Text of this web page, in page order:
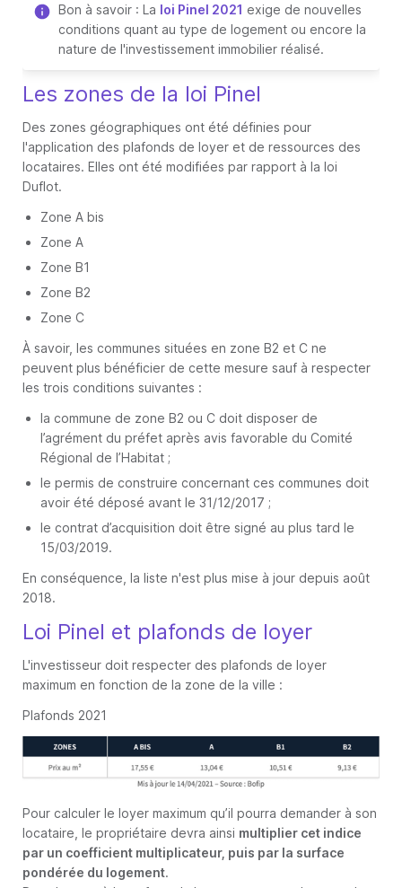
Bon à savoir : La loi Pinel 2021 exige de nouvelles
conditions quant au type de logement ou encore la
nature de l'investissement immobilier réalisé.
Les zones de la loi Pinel
Des zones géographiques ont été définies pour
l'application des plafonds de loyer et de ressources des
locataires. Elles ont été modifiées par rapport à la loi
Duflot.
Zone A bis
Zone A
Zone B1
Zone B2
Zone C
À savoir, les communes situées en zone B2 et C ne
peuvent plus bénéficier de cette mesure sauf à respecter
les trois conditions suivantes :
la commune de zone B2 ou C doit disposer de
l’agrément du préfet après avis favorable du Comité
Régional de l’Habitat ;
le permis de construire concernant ces communes doit
avoir été déposé avant le 31/12/2017 ;
le contrat d’acquisition doit être signé au plus tard le
15/03/2019.
En conséquence, la liste n'est plus mise à jour depuis août
2018.
Loi Pinel et plafonds de loyer
L'investisseur doit respecter des plafonds de loyer
maximum en fonction de la zone de la ville :
Plafonds 2021
Pour calculer le loyer maximum qu’il pourra demander à son
locataire, le propriétaire devra ainsi multiplier cet indice
par un coefficient multiplicateur, puis par la surface
pondérée du logement.